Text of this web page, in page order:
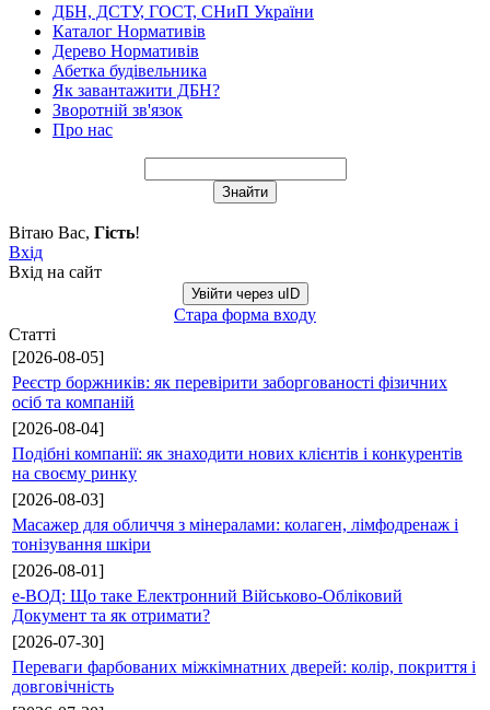
ДБН, ДСТУ, ГОСТ, СНиП України
Каталог Нормативів
Дерево Нормативів
Абетка будівельника
Як завантажити ДБН?
Зворотній зв'язок
Про нас
Вітаю Вас, Гість!
Вхід
Вхід на сайт
Увійти через uID
Стара форма входу
Статті
[2026-08-05]
Реєстр боржників: як перевірити заборгованості фізичних
осіб та компаній
[2026-08-04]
Подібні компанії: як знаходити нових клієнтів і конкурентів
на своєму ринку
[2026-08-03]
Масажер для обличчя з мінералами: колаген, лімфодренаж і
тонізування шкіри
[2026-08-01]
е-ВОД: Що таке Електронний Військово-Обліковий
Документ та як отримати?
[2026-07-30]
Переваги фарбованих міжкімнатних дверей: колір, покриття і
довговічність